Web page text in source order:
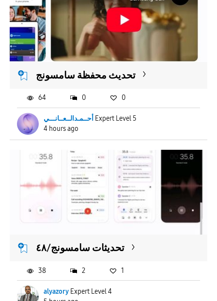
تحديث محفظة سامسونج
أحــمـدالــعــانـــي Expert Level 5
4 hours ago
64 0 0
تحديثات سامسونج/٤٨
alyazory Expert Level 4
38 2 1